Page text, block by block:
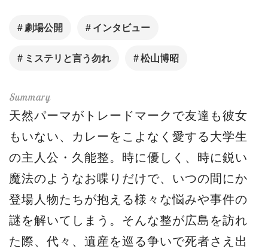
劇場公開 インタビュー
ミステリと言う勿れ 松山博昭
天然パーマがトレードマークで友達も彼女
もいない、カレーをこよなく愛する大学生
の主人公・久能整。時に優しく、時に鋭い
魔法のようなお喋りだけで、いつの間にか
登場人物たちが抱える様々な悩みや事件の
謎を解いてしまう。そんな整が広島を訪れ
た際、代々、遺産を巡る争いで死者さえ出